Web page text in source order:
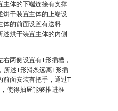
主体的下端连接有支撑
烘干装置主体的上端设
体的前面设置有送料
述烘干装置主体的内侧
两侧设置有T形插槽，
所述T形滑条远离T形插
前面安装有把手，通过T
使得抽屉能够推进推